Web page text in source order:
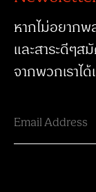
หากไม่อยากพ
และสาระดีๆส
จากพวกเราได้